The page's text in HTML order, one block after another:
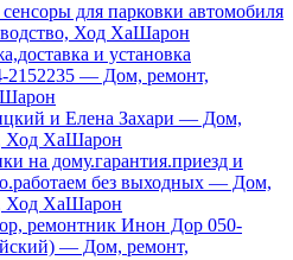
для парковки автомобиля
Ход ХаШарон
и установка
2152235 — Дом, ремонт,
и Елена Захари — Дом,
Ход ХаШарон
на дому.гарантия.приезд и
без выходных — Дом,
Ход ХаШарон
ремонтник Инон Дор 050-
— Дом, ремонт,